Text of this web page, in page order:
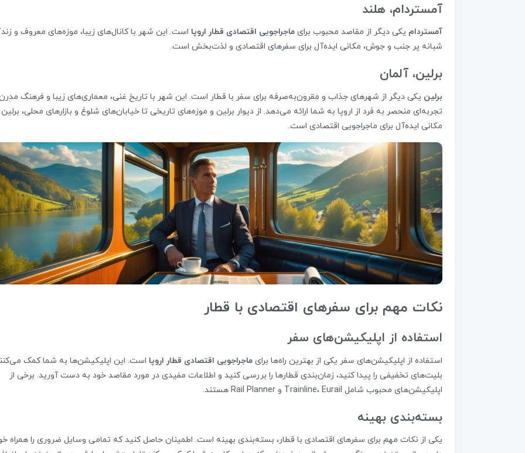
آمستردام، هلند
آمستردام یکی دیگر از مقاصد محبوب برای ماجراجویی اقتصادی قطار اروپا است. این شهر با کانال‌های زیبا، موزه‌های معروف و
شبانه پر جنب و جوش، مکانی ایده‌آل برای سفرهای اقتصادی و لذت‌بخش است.
برلین، آلمان
برلین یکی دیگر از شهرهای جذاب و مقرون‌به‌صرفه برای سفر با قطار است. این شهر با تاریخ غنی، معماری‌های زیبا و فرهنگ
تجربه‌ای منحصر به فرد از اروپا به شما ارائه می‌دهد. از دیوار برلین و موزه‌های تاریخی تا خیابان‌های شلوغ و بازارهای محلی، برلین
مکانی ایده‌آل برای ماجراجویی اقتصادی است.
نکات مهم برای سفرهای اقتصادی با قطار
استفاده از اپلیکیشن‌های سفر
استفاده از اپلیکیشن‌های سفر یکی از بهترین راه‌ها برای ماجراجویی اقتصادی قطار اروپا است. این اپلیکیشن‌ها به شما کمک
بلیت‌های تخفیفی را پیدا کنید، زمان‌بندی قطارها را بررسی کنید و اطلاعات مفیدی در مورد مقاصد خود به دست آورید. برخی از
اپلیکیشن‌های محبوب شامل Trainline، Eurail و Rail Planner هستند.
بسته‌بندی بهینه
یکی از نکات مهم برای سفرهای اقتصادی با قطار، بسته‌بندی بهینه است. اطمینان حاصل کنید که تمامی وسایل ضروری را همراه